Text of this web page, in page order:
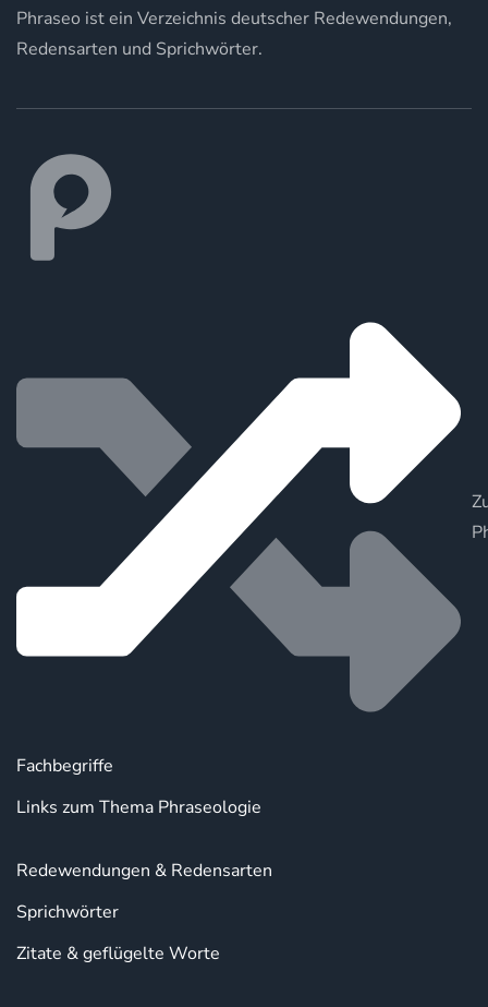
Phraseo ist ein Verzeichnis deutscher Redewendungen,
Redensarten und Sprichwörter.
Fachbegriffe
Links zum Thema Phraseologie
Redewendungen & Redensarten
Sprichwörter
Zitate & geflügelte Worte